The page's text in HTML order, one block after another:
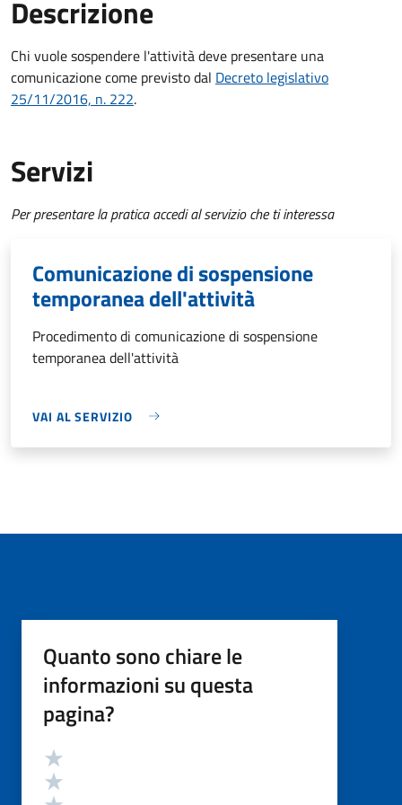
Descrizione
Chi vuole sospendere l'attività deve presentare una
comunicazione come previsto dal Decreto legislativo
25/11/2016, n. 222.
Servizi
Per presentare la pratica accedi al servizio che ti interessa
Comunicazione di sospensione
temporanea dell'attività
Procedimento di comunicazione di sospensione
temporanea dell'attività
VAI AL SERVIZIO
Quanto sono chiare le
informazioni su questa
pagina?
Valutazione